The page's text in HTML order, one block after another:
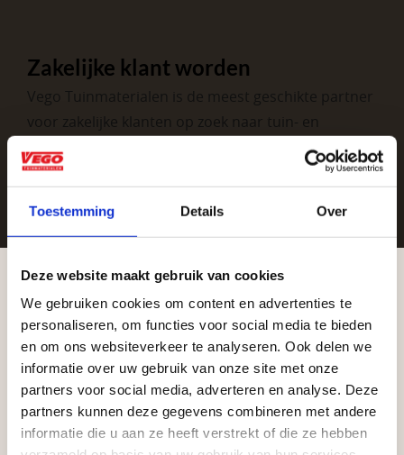
Toestemming Details Over
Deze website maakt gebruik van cookies
We gebruiken cookies om content en advertenties te
personaliseren, om functies voor social media te bieden
en om ons websiteverkeer te analyseren. Ook delen we
informatie over uw gebruik van onze site met onze
partners voor social media, adverteren en analyse. Deze
partners kunnen deze gegevens combineren met andere
informatie die u aan ze heeft verstrekt of die ze hebben
Zakelijke klant worden
Vego Tuinmaterialen is de meest geschikte partner
voor zakelijke klanten op zoek naar tuin- en
infraproducten. Als professionele leverancier van
tuinmaterialen bieden wij een breed assortiment
zakelijke mogelijkheden.
Vrijblijvend advies?
Aangepaste openingstijden tijdens de
vakantieperiode
Waardenburg en Vego Dordrecht hanteren tijdens
de vakantieperiode aangepaste openingstijden op
zaterdag. Bekijk de vestigingspagina voor de